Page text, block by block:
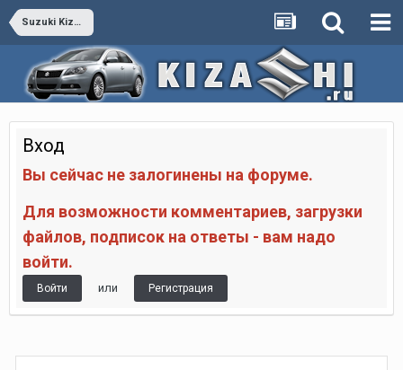
Suzuki Kizashi vs Конкуренты
Вход
Вы сейчас не залогинены на форуме.
Для возможности комментариев, загрузки
файлов, подписок на ответы - вам надо
войти.
Войти или Регистрация